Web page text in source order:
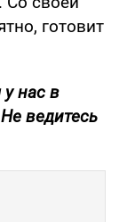
готовит
нас в
ведитесь